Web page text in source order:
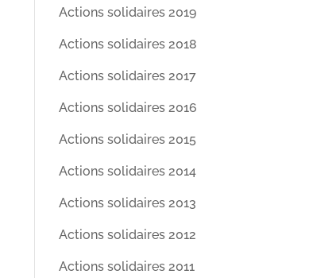
Actions solidaires 2019
Actions solidaires 2018
Actions solidaires 2017
Actions solidaires 2016
Actions solidaires 2015
Actions solidaires 2014
Actions solidaires 2013
Actions solidaires 2012
Actions solidaires 2011